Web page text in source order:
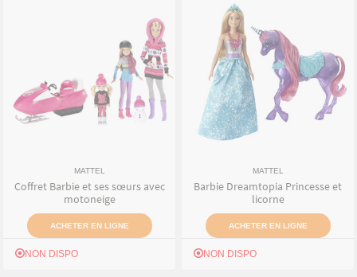
MATTEL
Coffret Barbie et ses sœurs avec
motoneige
ACHETER EN LIGNE
NON DISPO
MATTEL
Barbie Dreamtopia Princesse et
licorne
ACHETER EN LIGNE
NON DISPO